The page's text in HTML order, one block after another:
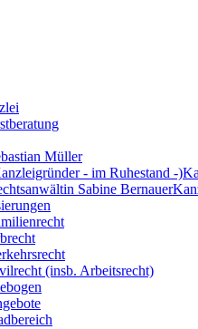
Müller
- im Ruhestand -)
Sabine Bernauer
(insb. Arbeitsrecht)